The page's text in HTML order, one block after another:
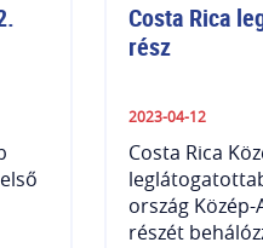
Costa Rica
rész
2023-04-12
Costa Rica
ország
részét